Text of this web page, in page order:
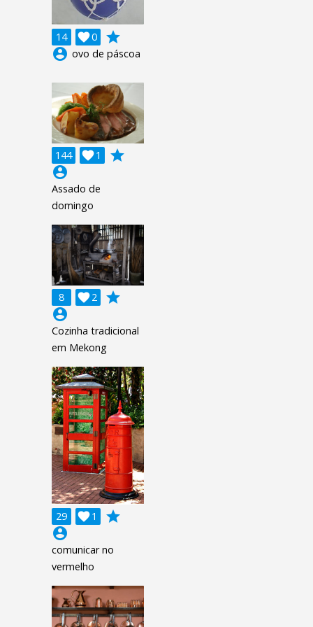
14 0

grade
account_circle ovo de páscoa
144 1

grade
account_circle
Assado de
domingo
8 2

grade
account_circle
Cozinha tradicional
em Mekong
29 1

grade
account_circle
comunicar no
vermelho